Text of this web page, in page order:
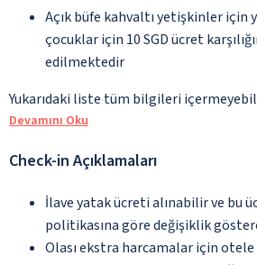
Açık büfe kahvaltı yetişkinler için
çocuklar için 10 SGD ücret
edilmektedir
Yukarıdaki liste tüm bilgileri
Devamını Oku
Check-in Açıklamaları
İlave yatak ücreti alınabilir ve bu
politikasına göre değişiklik
Olası ekstra harcamalar için